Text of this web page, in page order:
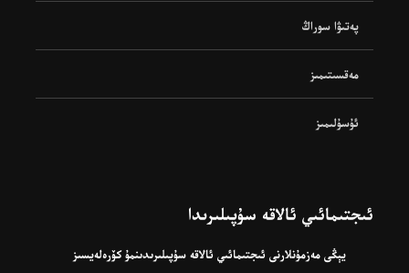
پەتىۋا سوراڭ
مەقسىتىمىز
ئۇسۇلىمىز
ئىجتىمائىي ئالاقە سۇپىلىرىدا
يېڭى مەزمۇنلارنى ئىجتىمائىي ئالاقە سۇپىلىرىدىنمۇ كۆرەلەيسىز